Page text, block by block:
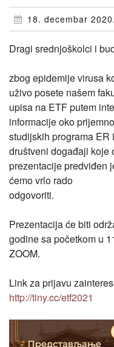
18. decembar
Dragi srednjoškolci i
zbog epidemije virusa
uživo posete našem
upisa na ETF putem
informacije oko
studijskih programa ER
društveni događaji koje
prezentacije predviđen
ćemo vrlo rado
odgovoriti.
Prezentacija će biti
godine sa početkom u
ZOOM.
Link za prijavu
http://tiny.cc/etf2021